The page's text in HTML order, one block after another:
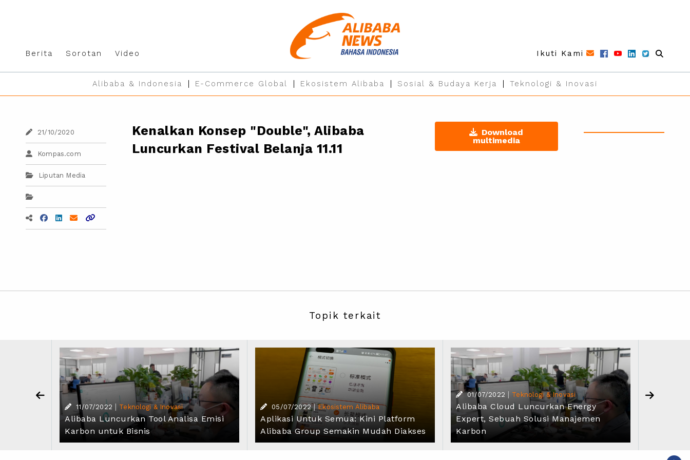
Berita Sorotan Video Ikuti Kami
Alibaba & Indonesia E-Commerce Global Ekosistem Alibaba Sosial & Budaya Kerja Teknologi & Inovasi
21/10/2020
Kompas.com
Liputan Media
Kenalkan Konsep "Double", Alibaba
Luncurkan Festival Belanja 11.11
Download
multimedia
Topik terkait
11/07/2022 | Teknologi & Inovasi
Alibaba Luncurkan Tool Analisa Emisi
Karbon untuk Bisnis
05/07/2022 | Ekosistem Alibaba
Aplikasi Untuk Semua: Kini Platform
Alibaba Group Semakin Mudah Diakses
01/07/2022 | Teknologi & Inovasi
Alibaba Cloud Luncurkan Energy
Expert, Sebuah Solusi Manajemen
Karbon